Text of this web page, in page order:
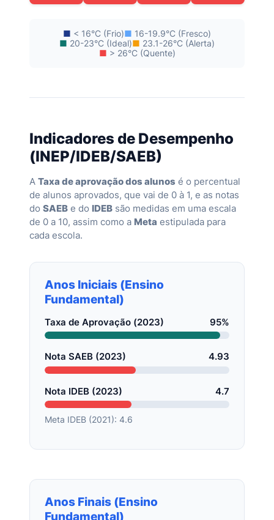
■ < 16°C (Frio)■ 16-19.9°C (Fresco)
■ 20-23°C (Ideal)■ 23.1-26°C (Alerta)
■ > 26°C (Quente)
Indicadores de Desempenho
(INEP/IDEB/SAEB)
A Taxa de aprovação dos alunos é o percentual
de alunos aprovados, que vai de 0 à 1, e as notas
do SAEB e do IDEB são medidas em uma escala
de 0 a 10, assim como a Meta estipulada para
cada escola.
Anos Iniciais (Ensino
Fundamental)
Taxa de Aprovação (2023) 95%
Nota SAEB (2023) 4.93
Nota IDEB (2023) 4.7
Meta IDEB (2021): 4.6
Anos Finais (Ensino
Fundamental)